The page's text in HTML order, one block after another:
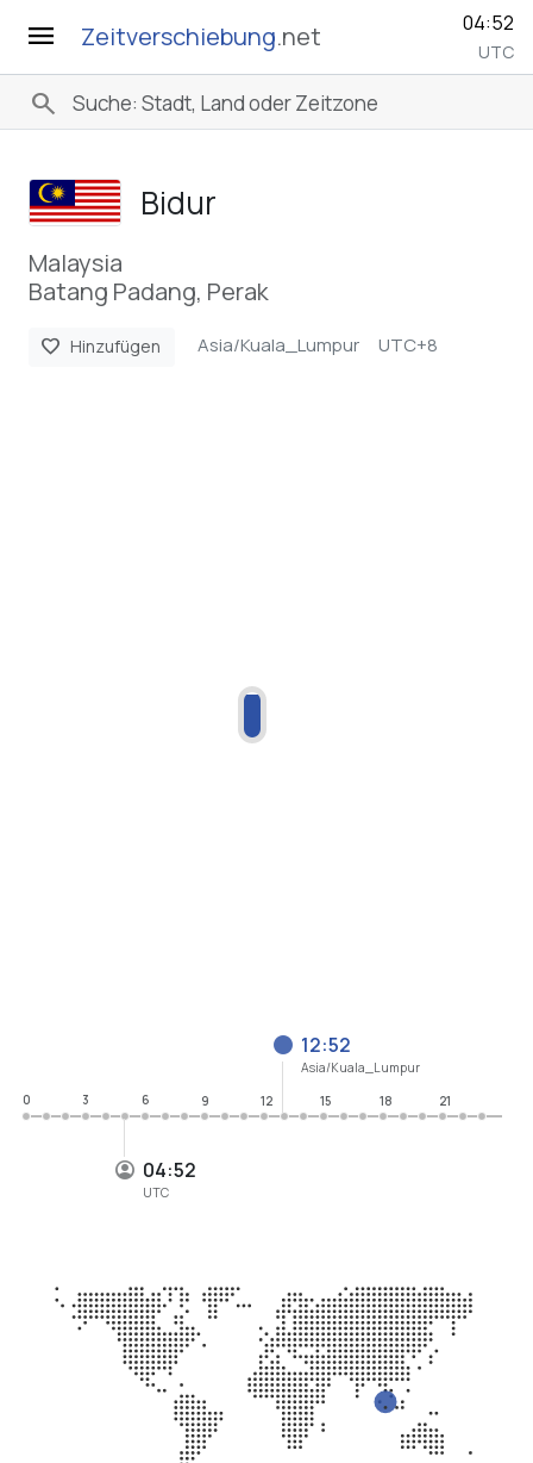
menu Zeitverschiebung.net 04:52
UTC
search
Bidur
Malaysia
Batang Padang, Perak
favorite Hinzufügen Asia/Kuala_Lumpur UTC+8
04:52
UTC
12:52
Asia/Kuala_Lumpur
0
3 6 9 12 15 18 21